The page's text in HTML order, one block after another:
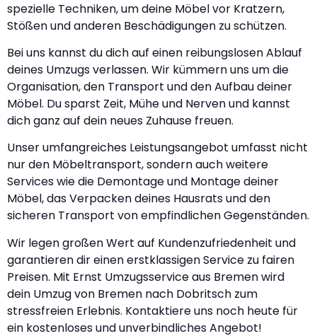
spezielle Techniken, um deine Möbel vor Kratzern,
Stößen und anderen Beschädigungen zu schützen.
Bei uns kannst du dich auf einen reibungslosen Ablauf
deines Umzugs verlassen. Wir kümmern uns um die
Organisation, den Transport und den Aufbau deiner
Möbel. Du sparst Zeit, Mühe und Nerven und kannst
dich ganz auf dein neues Zuhause freuen.
Unser umfangreiches Leistungsangebot umfasst nicht
nur den Möbeltransport, sondern auch weitere
Services wie die Demontage und Montage deiner
Möbel, das Verpacken deines Hausrats und den
sicheren Transport von empfindlichen Gegenständen.
Wir legen großen Wert auf Kundenzufriedenheit und
garantieren dir einen erstklassigen Service zu fairen
Preisen. Mit Ernst Umzugsservice aus Bremen wird
dein Umzug von Bremen nach Dobritsch zum
stressfreien Erlebnis. Kontaktiere uns noch heute für
ein kostenloses und unverbindliches Angebot!